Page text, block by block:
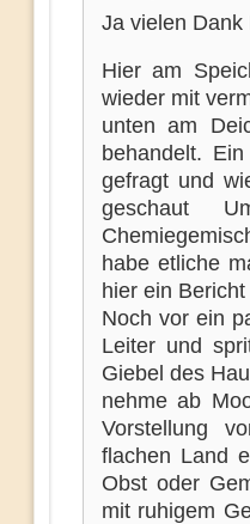
Ja vielen Dank
Hier am
wieder mit
unten am
behandelt.
gefragt und
geschaut
habe etliche
hier ein
Noch vor ein
Leiter und
Giebel des
nehme ab
Vorstellung
flachen Land
Obst oder
mit ruhigem